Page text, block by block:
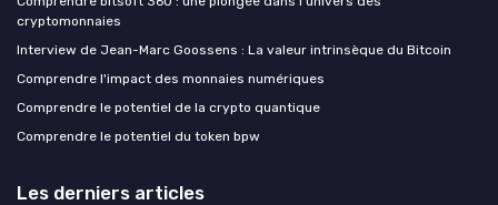
cryptomonnaies
Interview de Jean-Marc Goossens : La valeur intrinsèque du Bitcoin
Comprendre l'impact des monnaies numériques
Comprendre le potentiel de la crypto quantique
Comprendre le potentiel du token bpw
Les derniers articles